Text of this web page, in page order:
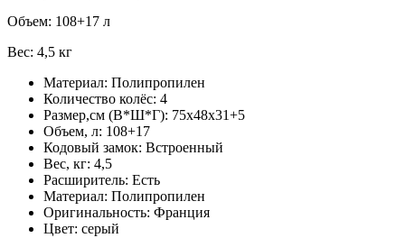
Объем: 108+17 л
Вес: 4,5 кг
Материал: Полипропилен
Количество колёс: 4
Размер,см (В*Ш*Г): 75х48х31+5
Объем, л: 108+17
Кодовый замок: Встроенный
Вес, кг: 4,5
Расширитель: Есть
Материал: Полипропилен
Оригинальность: Франция
Цвет: серый